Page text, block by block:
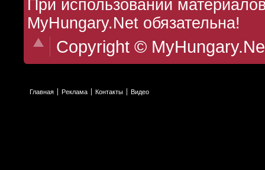
При использовании
MyHungary.Net обязательна!
Copyright ©
Главная Реклама Контакты Видео